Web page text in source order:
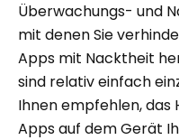
Überwachungs- und
mit denen Sie
Apps mit Nacktheit
sind relativ einfach
Ihnen empfehlen,
Apps auf dem Gerät